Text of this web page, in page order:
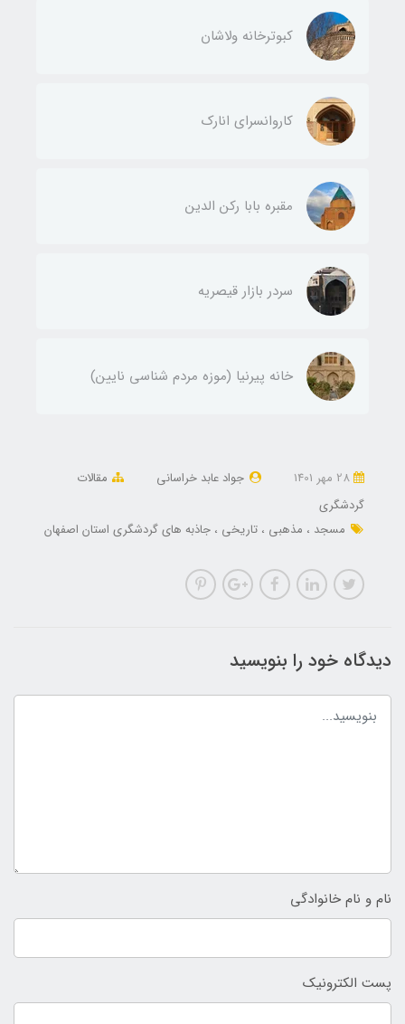
کبوترخانه ولاشان
کاروانسرای انارک
مقبره بابا رکن الدین
سردر بازار قیصریه
خانه پیرنیا (موزه مردم شناسی نایین)
جواد عابد خراسانی
مقالات
گردشگری
مسجد
مذهبی تاریخی جاذبه های گردشگری استان اصفهان
دیدگاه خود را بنویسید
نام و نام خانوادگی
پست الکترونیک